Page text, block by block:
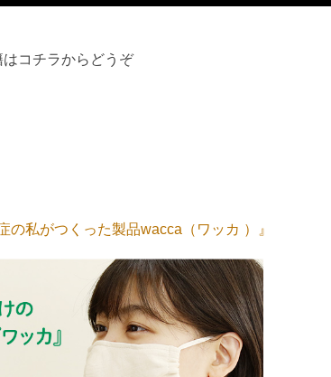
コチラからどうぞ
の私がつくった製品wacca（ワッカ ）』